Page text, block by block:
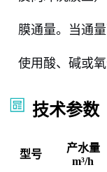
膜通量。当通
使用酸、碱或
技术参数
型号
产水量
m³/h